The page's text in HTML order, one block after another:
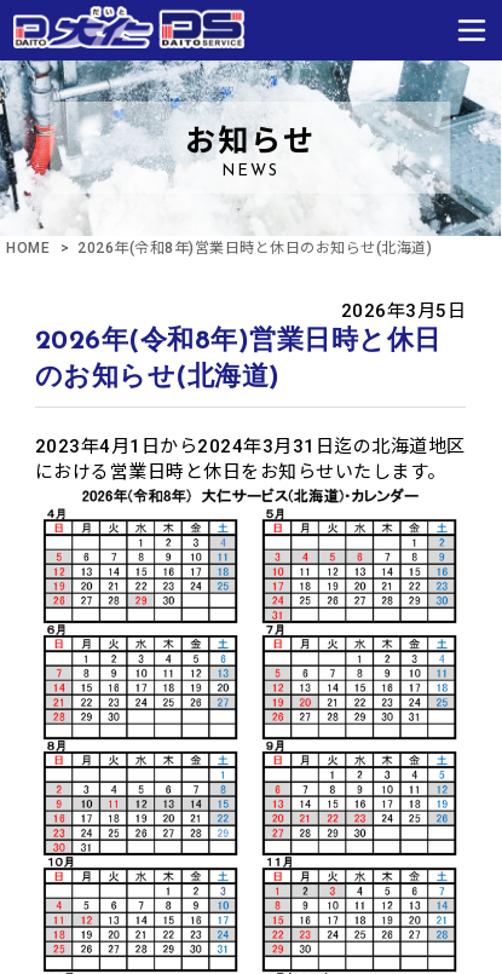
HOME > 2026年(令和8年)営業日時と休日のお知らせ(北海道)
お知らせ
NEWS
2026年3月5日
2026年(令和8年)営業日時と休日
のお知らせ(北海道)
2023年4月1日から2024年3月31日迄の北海道地区
における営業日時と休日をお知らせいたします。